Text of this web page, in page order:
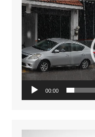
Reproductor
de
vídeo
00:00